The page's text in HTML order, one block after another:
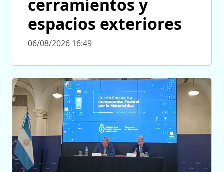
cerramientos y
espacios exteriores
06/08/2026 16:49